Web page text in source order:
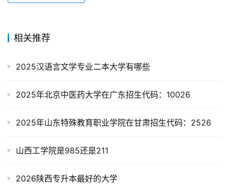
相关推荐
2025汉语言文学专业二本大学有哪些
2025年北京中医药大学在广东招生代码：10026
2025年山东特殊教育职业学院在甘肃招生代码：2526
山西工学院是985还是211
2026陕西专升本最好的大学